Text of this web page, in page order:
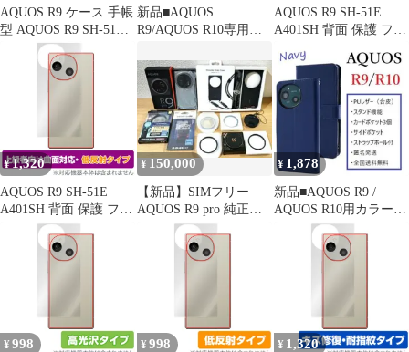
AQUOS R9 ケース 手帳
型 AQUOS R9 SH-51E
A401SH SH-M28 スマホ
ケース 手帳型 docomo
Softbank SIMフリー ス
新品■AQUOS
R9/AQUOS R10専用
「グリーン」
AQUOS R9 SH-51E
A401SH 背面 保護 フィ
光沢 for アクオスアー
ル 本体保護フィルム 曲
面対応 透明
¥1,320
AQUOS R9 SH-51E
A401SH 背面 保護 フィ
ルム OverLay FLEX 低
反射 for アクオスアー
ル 本体保護フィルム 曲
¥ 150,000
【新品】SIMフリー
AQUOS R9 pro 純正ケ
ース+おまけ25000円分
¥ 1,878
新品■AQUOS R9 /
AQUOS R10用カラー手
帳型ケース「ネイビ
¥ 998 ¥ 998 ¥ 1,320